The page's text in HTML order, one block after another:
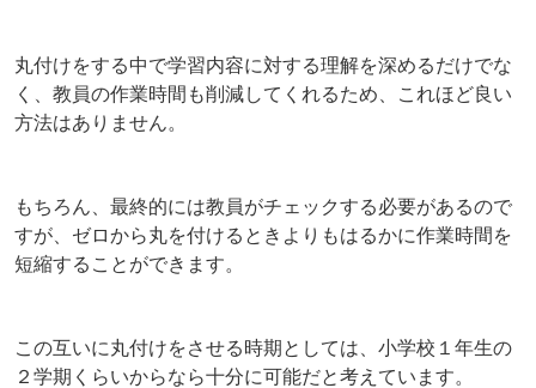
丸付けをする中で学習内容に対する理解を深めるだけでな
く、教員の作業時間も削減してくれるため、これほど良い
方法はありません。
もちろん、最終的には教員がチェックする必要があるので
すが、ゼロから丸を付けるときよりもはるかに作業時間を
短縮することができます。
この互いに丸付けをさせる時期としては、小学校１年生の
２学期くらいからなら十分に可能だと考えています。